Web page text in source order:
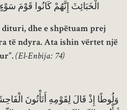
الْخَبَائِثَ إِنَّهُمْ كَانُوا قَوْمَ سَوْءٍ
dhe e shpëtuam prej
të ndyra. Ata ishin vërtet një
(El-Enbija: 74)